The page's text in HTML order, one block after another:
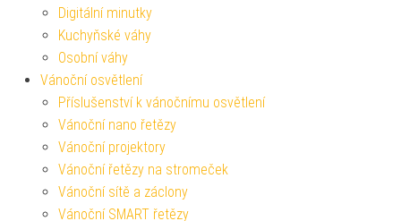
Digitální minutky
Kuchyňské váhy
Osobní váhy
Vánoční osvětlení
Příslušenství k vánočnímu osvětlení
Vánoční nano řetězy
Vánoční projektory
Vánoční řetězy na stromeček
Vánoční sítě a záclony
Vánoční SMART řetězy